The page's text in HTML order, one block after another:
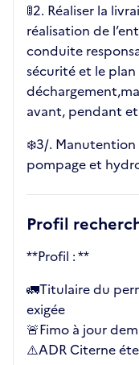
🚦​2. Réaliser la
réalisation de
conduite
sécurité et le
avant, pendant
❄️​3/. Manutention
pompage et
Profil
**Profil : **
🚛Titulaire du
exigée
🚨Fimo à jour
⚠️ADR Citerne